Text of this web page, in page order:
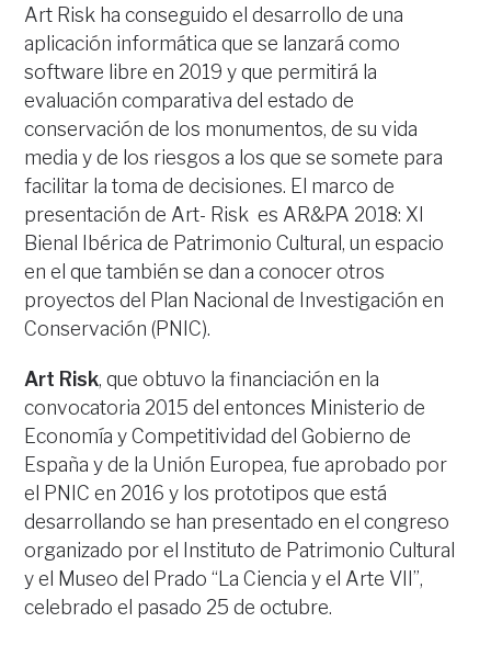
Art Risk ha conseguido el desarrollo de una
aplicación informática que se lanzará como
software libre en 2019 y que permitirá la
evaluación comparativa del estado de
conservación de los monumentos, de su vida
media y de los riesgos a los que se somete para
facilitar la toma de decisiones. El marco de
presentación de Art- Risk es AR&PA 2018: XI
Bienal Ibérica de Patrimonio Cultural, un espacio
en el que también se dan a conocer otros
proyectos del Plan Nacional de Investigación en
Conservación (PNIC).
Art Risk, que obtuvo la financiación en la
convocatoria 2015 del entonces Ministerio de
Economía y Competitividad del Gobierno de
España y de la Unión Europea, fue aprobado por
el PNIC en 2016 y los prototipos que está
desarrollando se han presentado en el congreso
organizado por el Instituto de Patrimonio Cultural
y el Museo del Prado “La Ciencia y el Arte VII”,
celebrado el pasado 25 de octubre.